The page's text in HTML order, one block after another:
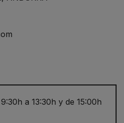
a 13:30h y de 15:00h